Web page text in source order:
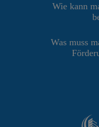
Wie kann
Was muss